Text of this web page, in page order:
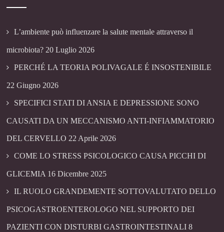
L’ambiente può influenzare la salute mentale attraverso il
microbiota? 20 Luglio 2026
PERCHÉ LA TEORIA POLIVAGALE É INSOSTENIBILE
22 Giugno 2026
SPECIFICI STATI DI ANSIA E DEPRESSIONE SONO
CAUSATI DA UN MECCANISMO ANTI-INFIAMMATORIO
DEL CERVELLO 22 Aprile 2026
COME LO STRESS PSICOLOGICO CAUSA PICCHI DI
GLICEMIA 16 Dicembre 2025
IL RUOLO GRANDEMENTE SOTTOVALUTATO DELLO
PSICOGASTROENTEROLOGO NEL SUPPORTO DEI
PAZIENTI CON DISTURBI GASTROINTESTINALI 8